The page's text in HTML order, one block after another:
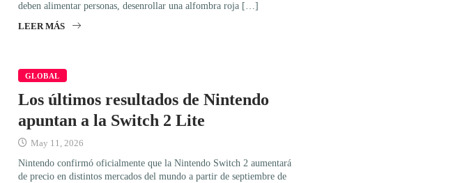
deben alimentar personas, desenrollar una alfombra roja […]
LEER MÁS
GLOBAL
Los últimos resultados de Nintendo
apuntan a la Switch 2 Lite
May 11, 2026
Nintendo confirmó oficialmente que la Nintendo Switch 2 aumentará
de precio en distintos mercados del mundo a partir de septiembre de